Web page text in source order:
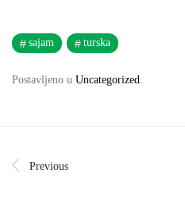
sajam turska
Postavljeno u Uncategorized.
Previous